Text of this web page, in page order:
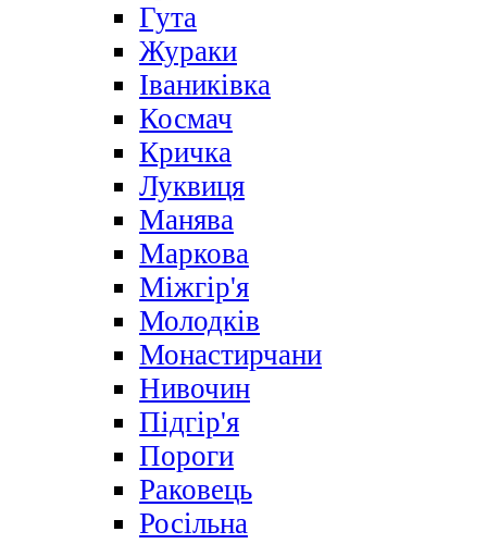
Гута
Жураки
Іваниківка
Космач
Кричка
Луквиця
Манява
Маркова
Міжгір'я
Молодків
Монастирчани
Нивочин
Підгір'я
Пороги
Раковець
Росільна